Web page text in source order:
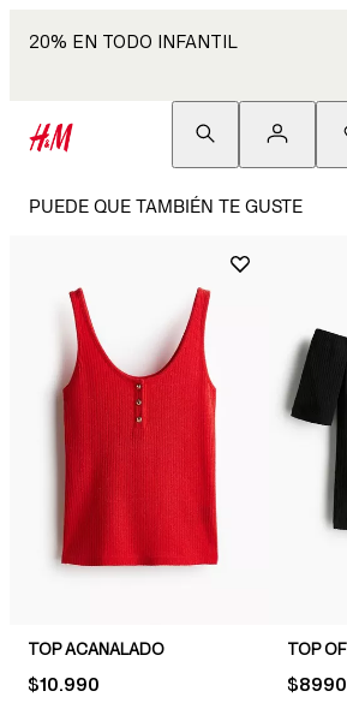
20% EN TODO INFANTIL
PUEDE QUE TAMBIÉN TE GUSTE
TOP ACANALADO
PRICE:
$10.990 PRICE:
$8990